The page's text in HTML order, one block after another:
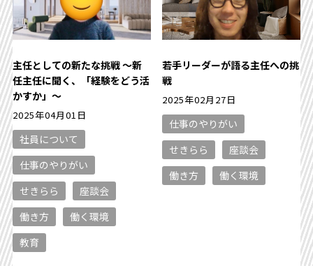
主任としての新たな挑戦 〜新
任主任に聞く、「経験をどう活
かすか」〜
2025年04月01日
社員について
仕事のやりがい
せきらら
座談会
働き方
働く環境
教育
若手リーダーが語る主任への挑
戦
2025年02月27日
仕事のやりがい
せきらら
座談会
働き方
働く環境